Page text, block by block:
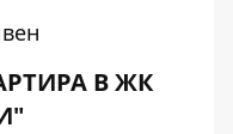
В ЖК